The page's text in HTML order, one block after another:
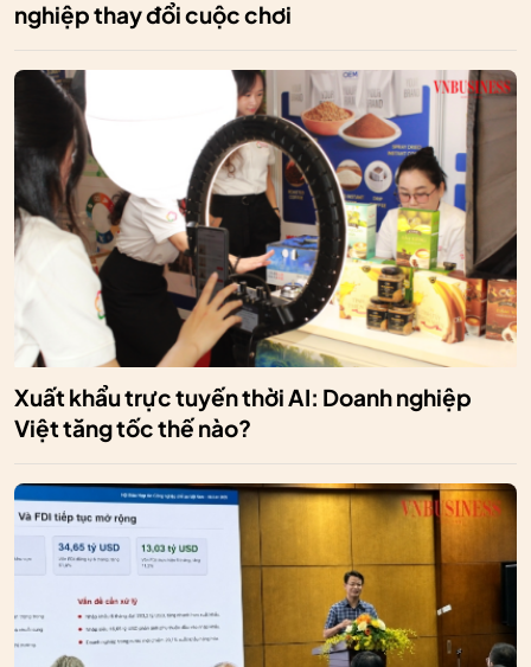
nghiệp thay đổi cuộc chơi
Xuất khẩu trực tuyến thời AI: Doanh nghiệp
Việt tăng tốc thế nào?